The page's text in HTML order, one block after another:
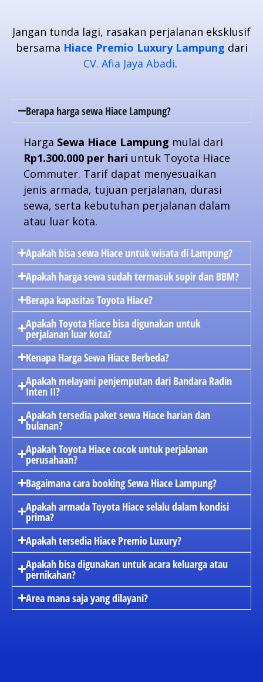
Jangan tunda lagi, rasakan perjalanan eksklusif
bersama Hiace Premio Luxury Lampung dari
CV. Afia Jaya Abadi.
Berapa harga sewa Hiace Lampung?
Harga Sewa Hiace Lampung mulai dari
Rp1.300.000 per hari untuk Toyota Hiace
Commuter. Tarif dapat menyesuaikan
jenis armada, tujuan perjalanan, durasi
sewa, serta kebutuhan perjalanan dalam
atau luar kota.
Apakah bisa sewa Hiace untuk wisata di Lampung?
Apakah harga sewa sudah termasuk sopir dan BBM?
Berapa kapasitas Toyota Hiace?
Apakah Toyota Hiace bisa digunakan untuk
perjalanan luar kota?
Kenapa Harga Sewa Hiace Berbeda?
Apakah melayani penjemputan dari Bandara Radin
Inten II?
Apakah tersedia paket sewa Hiace harian dan
bulanan?
Apakah Toyota Hiace cocok untuk perjalanan
perusahaan?
Bagaimana cara booking Sewa Hiace Lampung?
Apakah armada Toyota Hiace selalu dalam kondisi
prima?
Apakah tersedia Hiace Premio Luxury?
Apakah bisa digunakan untuk acara keluarga atau
pernikahan?
Area mana saja yang dilayani?